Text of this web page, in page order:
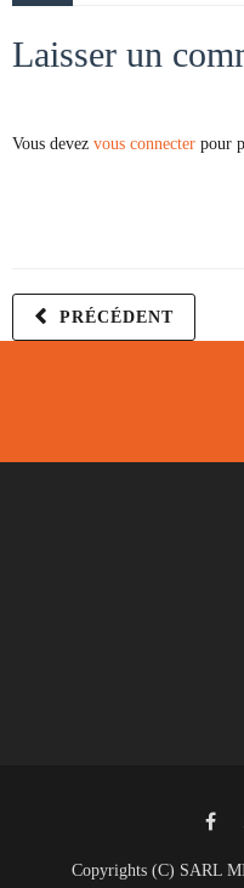
Laisser un
Vous devez vous connecter pour
PRÉCÉDENT
Copyrights (C) SARL